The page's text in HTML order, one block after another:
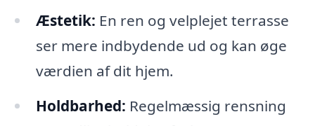
Æstetik: En ren og velplejet terrasse
ser mere indbydende ud og kan øge
værdien af dit hjem.
Holdbarhed: Regelmæssig rensning